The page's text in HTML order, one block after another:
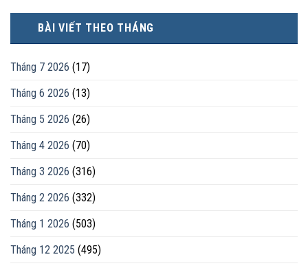
BÀI VIẾT THEO THÁNG
Tháng 7 2026 (17)
Tháng 6 2026 (13)
Tháng 5 2026 (26)
Tháng 4 2026 (70)
Tháng 3 2026 (316)
Tháng 2 2026 (332)
Tháng 1 2026 (503)
Tháng 12 2025 (495)